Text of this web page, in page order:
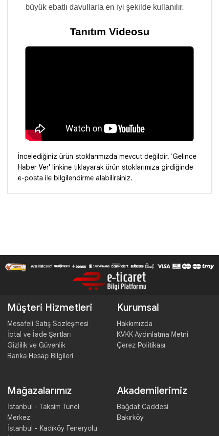
büyük ebatlı davullarla en iyi şekilde kullanılır.
Tanıtım Videosu
İncelediğiniz ürün stoklarımızda mevcut değildir. 'Gelince
Haber Ver' linkine tıklayarak ürün stoklarımıza girdiğinde
e-posta ile bilgilendirme alabilirsiniz.
Müşteri Hizmetleri
Mesafeli Satış Sözleşmesi
İptal ve İade Şartları
Gizlilik ve Güvenlik
Banka Hesap Bilgileri
Kurumsal
Hakkımızda
KVKK Aydınlatma Metni
Çerez Politikası
Mağazalarımız
İstanbul - Taksim Tünel
Merkez
İstanbul - Kadıköy Feneryolu
Akademilerimiz
Bağdat Caddesi
Bakırköy